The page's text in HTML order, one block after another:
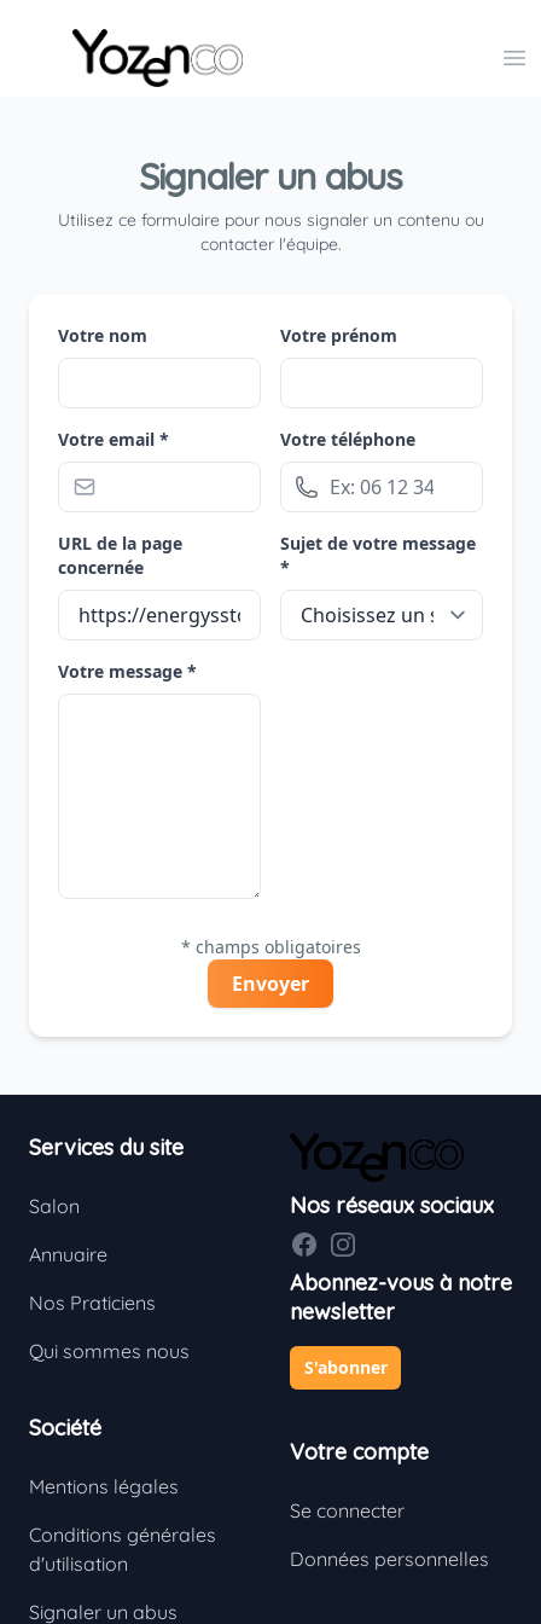
Yozenco - Organisateur de Salons, Evénements et
Signaler un abus
Utilisez ce formulaire pour nous signaler un contenu ou
contacter l'équipe.
Votre nom Votre prénom
Votre email * Votre téléphone
URL de la page
concernée
Sujet de votre message
*
Votre message *
* champs obligatoires
Envoyer
Services du site
Salon
Annuaire
Nos Praticiens
Qui sommes nous
Société
Mentions légales
Conditions générales
d'utilisation
Signaler un abus
Nos réseaux sociaux
FacebookInstagram
Abonnez-vous à notre
newsletter
S'abonner
Votre compte
Se connecter
Données personnelles